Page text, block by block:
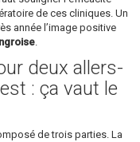
de ces cliniques. Un
année l’image positive
.
deux allers-
: ça vaut le
de trois parties. La